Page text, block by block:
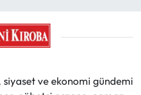
ve ekonomi gündemi